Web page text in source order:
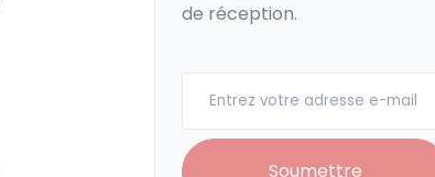
de réception.
Soumettre